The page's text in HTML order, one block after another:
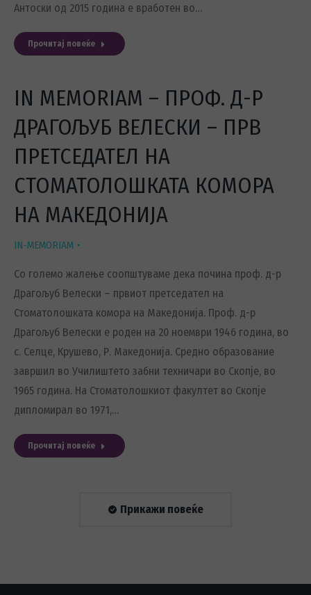
Антоски од 2015 година е вработен во…
Прочитај повеќе
IN MEMORIAM – ПРОФ. Д-Р
ДРАГОЉУБ ВЕЛЕСКИ – ПРВ
ПРЕТСЕДАТЕЛ НА
СТОМАТОЛОШКАТА КОМОРА
НА МАКЕДОНИЈА
IN-MEMORIAM
Со големо жалење соопштуваме дека почина проф. д-р
Драгољуб Велески – првиот претседател на
Стоматолошката комора на Македонија. Проф. д-р
Драгољуб Велески е роден на 20 ноември 1946 година, во
с. Селце, Крушево, Р. Македонија. Средно образование
завршил во Училиштето забни техничари во Скопје, во
1965 година. На Стоматолошкиот факултет во Скопје
дипломирал во 1971,…
Прочитај повеќе
Прикажи повеќе